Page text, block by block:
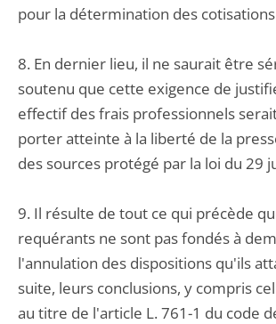
pour la détermination des
8. En dernier lieu, il ne saurait être
soutenu que cette exigence de
effectif des frais professionnels
porter atteinte à la liberté de la
des sources protégé par la loi du 29
9. Il résulte de tout ce qui précède
requérants ne sont pas fondés à
l'annulation des dispositions qu'ils
suite, leurs conclusions, y compris
au titre de l'article L. 761-1 du code